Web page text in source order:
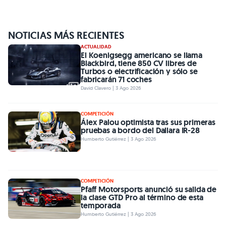
NOTICIAS MÁS RECIENTES
ACTUALIDAD
El Koenigsegg americano se llama
Blackbird, tiene 850 CV libres de
Turbos o electrificación y sólo se
fabricarán 71 coches
David Clavero | 3 Ago 2026
COMPETICIÓN
Álex Palou optimista tras sus primeras
pruebas a bordo del Dallara IR-28
Humberto Gutiérrez | 3 Ago 2026
COMPETICIÓN
Pfaff Motorsports anunció su salida de
la clase GTD Pro al término de esta
temporada
Humberto Gutiérrez | 3 Ago 2026